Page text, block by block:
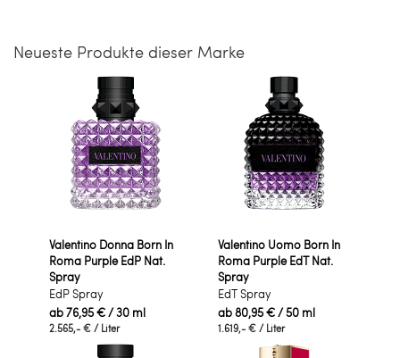
Neueste Produkte dieser Marke
Valentino Donna Born In
Roma Purple EdP Nat.
Spray
EdP Spray
ab76,95 €/ 30 ml
2.565,- € / Liter
Valentino Uomo Born In
Roma Purple EdT Nat.
Spray
EdT Spray
ab80,95 €/ 50 ml
1.619,- € / Liter